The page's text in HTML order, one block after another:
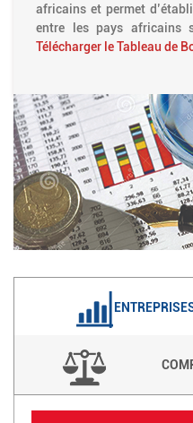
africains et permet
entre les pays africains
Télécharger le Tableau de